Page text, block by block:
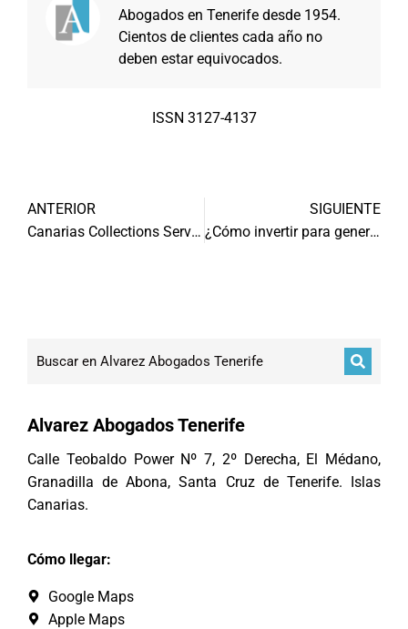
Abogados en Tenerife desde 1954.
Cientos de clientes cada año no
deben estar equivocados.
ISSN 3127-4137
ANTERIOR
Canarias Collections Services
SIGUIENTE
¿Cómo invertir para generar riqueza?
Alvarez Abogados Tenerife
Calle Teobaldo Power Nº 7, 2º Derecha, El Médano,
Granadilla de Abona, Santa Cruz de Tenerife. Islas
Canarias.
Cómo llegar:
Google Maps
Apple Maps